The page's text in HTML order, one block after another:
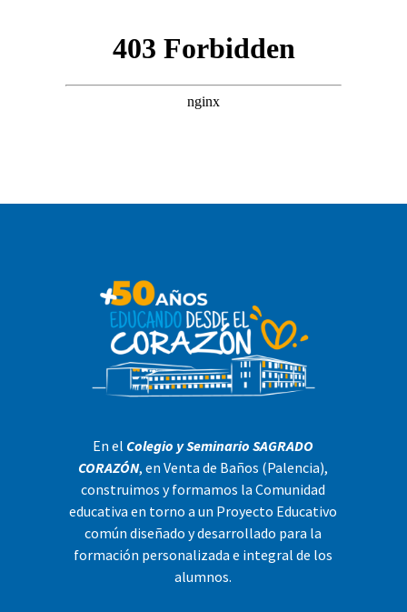
En el Colegio y Seminario SAGRADO
CORAZÓN, en Venta de Baños (Palencia),
construimos y formamos la Comunidad
educativa en torno a un Proyecto Educativo
común diseñado y desarrollado para la
formación personalizada e integral de los
alumnos.